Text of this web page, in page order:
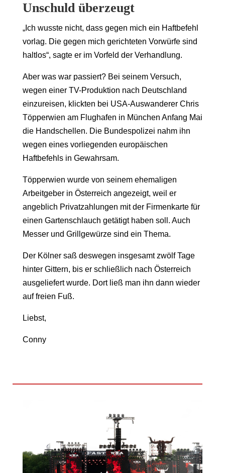
Unschuld überzeugt
„Ich wusste nicht, dass gegen mich ein Haftbefehl
vorlag. Die gegen mich gerichteten Vorwürfe sind
haltlos“, sagte er im Vorfeld der Verhandlung.
Aber was war passiert? Bei seinem Versuch,
wegen einer TV-Produktion nach Deutschland
einzureisen, klickten bei USA-Auswanderer Chris
Töpperwien am Flughafen in München Anfang Mai
die Handschellen. Die Bundespolizei nahm ihn
wegen eines vorliegenden europäischen
Haftbefehls in Gewahrsam.
Töpperwien wurde von seinem ehemaligen
Arbeitgeber in Österreich angezeigt, weil er
angeblich Privatzahlungen mit der Firmenkarte für
einen Gartenschlauch getätigt haben soll. Auch
Messer und Grillgewürze sind ein Thema.
Der Kölner saß deswegen insgesamt zwölf Tage
hinter Gittern, bis er schließlich nach Österreich
ausgeliefert wurde. Dort ließ man ihn dann wieder
auf freien Fuß.
Liebst,
Conny